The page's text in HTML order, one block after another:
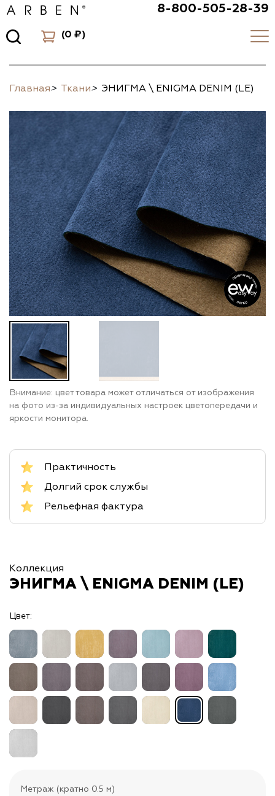
8-800-505-28-39
(0 ₽)
Главная> Ткани> ЭНИГМА \ ENIGMA DENIM (LE)
Внимание: цвет товара может отличаться от изображения
на фото из-за индивидуальных настроек цветопередачи и
яркости монитора.
Практичность
Долгий срок службы
Рельефная фактура
Коллекция
ЭНИГМА \ ENIGMA DENIM (LE)
Цвет:
Метраж (кратно 0.5 м)